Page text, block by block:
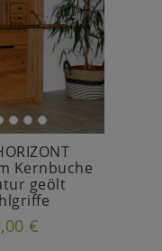
Kernbuche
geölt
€